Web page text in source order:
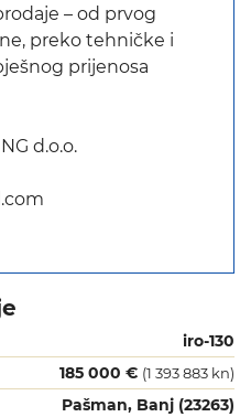
– od prvog
preko tehničke i
prijenosa
d.o.o.
iro-130
185 000 € (1 393 883 kn)
Pašman, Banj (23263)